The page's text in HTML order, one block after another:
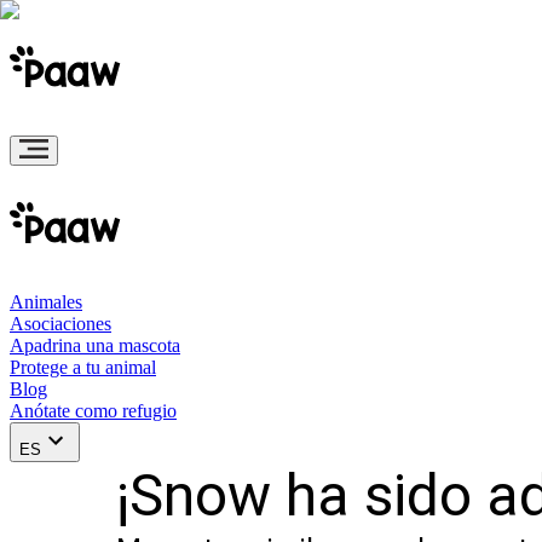
Animales
Asociaciones
Apadrina una mascota
Protege a tu animal
Blog
Anótate como refugio
ES
¡Snow ha sido